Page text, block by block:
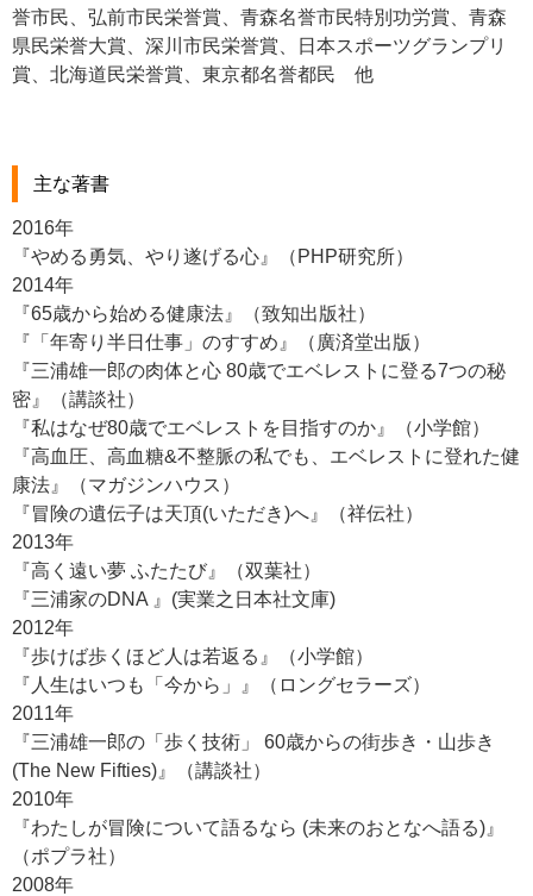
誉市民、弘前市民栄誉賞、青森名誉市民特別功労賞、青森
県民栄誉大賞、深川市民栄誉賞、日本スポーツグランプリ
賞、北海道民栄誉賞、東京都名誉都民 他
主な著書
2016年
『やめる勇気、やり遂げる心』（PHP研究所）
2014年
『65歳から始める健康法』（致知出版社）
『「年寄り半日仕事」のすすめ』（廣済堂出版）
『三浦雄一郎の肉体と心 80歳でエベレストに登る7つの秘
密』（講談社）
『私はなぜ80歳でエベレストを目指すのか』（小学館）
『高血圧、高血糖&不整脈の私でも、エベレストに登れた健
康法』（マガジンハウス）
『冒険の遺伝子は天頂(いただき)へ』（祥伝社）
2013年
『高く遠い夢 ふたたび』（双葉社）
『三浦家のDNA 』(実業之日本社文庫)
2012年
『歩けば歩くほど人は若返る』（小学館）
『人生はいつも「今から」』（ロングセラーズ）
2011年
『三浦雄一郎の「歩く技術」 60歳からの街歩き・山歩き
(The New Fifties)』（講談社）
2010年
『わたしが冒険について語るなら (未来のおとなへ語る)』
（ポプラ社）
2008年